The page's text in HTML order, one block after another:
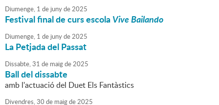
Diumenge, 1 de junyde2025
Festival final de curs escolaVive Bailando
Diumenge, 1 de junyde2025
La Petjada del Passat
Dissabte,31 de maigde2025
Ball del dissabte
amb l'actuació del Duet Els Fantàstics
Divendres,30 de maigde2025